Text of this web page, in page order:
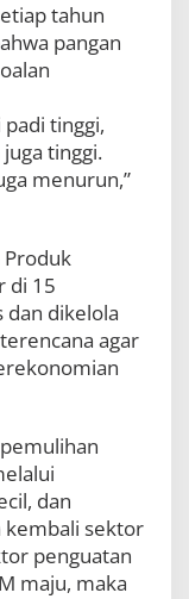
tahun
pangan
tinggi,
tinggi.
menurun,”
di 15
dan dikelola
agar
dan
kembali sektor
penguatan
maju, maka